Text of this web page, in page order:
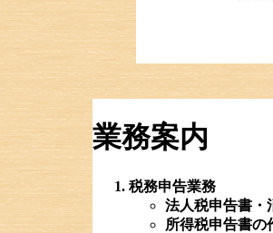
業務案内
税務申告業務
法人税申告書・
所得税申告書の